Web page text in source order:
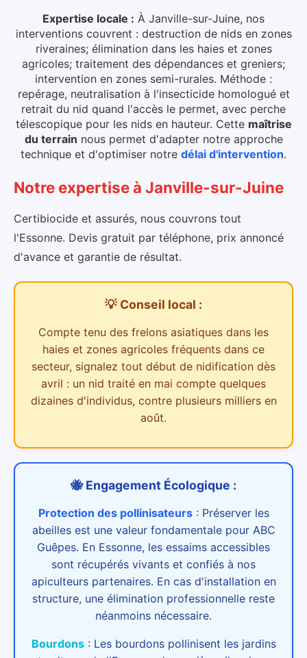
Expertise locale : À Janville-sur-Juine, nos
interventions couvrent : destruction de nids en zones
riveraines; élimination dans les haies et zones
agricoles; traitement des dépendances et greniers;
intervention en zones semi-rurales. Méthode :
repérage, neutralisation à l'insecticide homologué et
retrait du nid quand l'accès le permet, avec perche
télescopique pour les nids en hauteur. Cette maîtrise
du terrain nous permet d'adapter notre approche
technique et d'optimiser notre délai d'intervention.
Notre expertiseà Janville-sur-Juine
Certibiocide et assurés, nous couvrons tout
l'Essonne. Devis gratuit par téléphone, prix annoncé
d'avance et garantie de résultat.
💡 Conseil local :
Compte tenu des frelons asiatiques dans les
haies et zones agricoles fréquents dans ce
secteur, signalez tout début de nidification dès
avril : un nid traité en mai compte quelques
dizaines d'individus, contre plusieurs milliers en
août.
🐝 Engagement Écologique :
Protection des pollinisateurs : Préserver les
abeilles est une valeur fondamentale pour ABC
Guêpes. En Essonne, les essaims accessibles
sont récupérés vivants et confiés à nos
apiculteurs partenaires. En cas d'installation en
structure, une élimination professionnelle reste
néanmoins nécessaire.
Bourdons : Les bourdons pollinisent les jardins